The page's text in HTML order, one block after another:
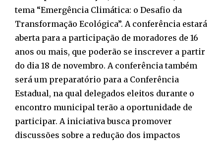
tema “Emergência Climática: o Desafio da
Transformação Ecológica”. A conferência estará
aberta para a participação de moradores de 16
anos ou mais, que poderão se inscrever a partir
do dia 18 de novembro. A conferência também
será um preparatório para a Conferência
Estadual, na qual delegados eleitos durante o
encontro municipal terão a oportunidade de
participar. A iniciativa busca promover
discussões sobre a redução dos impactos